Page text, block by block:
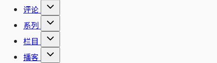
评论
系列
栏目
播客